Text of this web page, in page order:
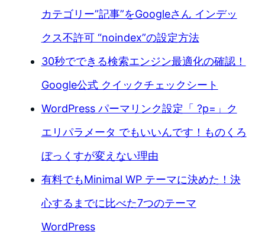
カテゴリー”記事”をGoogleさん インデッ
クス不許可 “noindex”の設定方法
30秒でできる検索エンジン最適化の確認！
Google公式 クイックチェックシート
WordPress パーマリンク設定「 ?p=」ク
エリパラメータ でもいいんです！ものくろ
ぼっくすが変えない理由
有料でもMinimal WP テーマに決めた！決
心するまでに比べた7つのテーマ
WordPress